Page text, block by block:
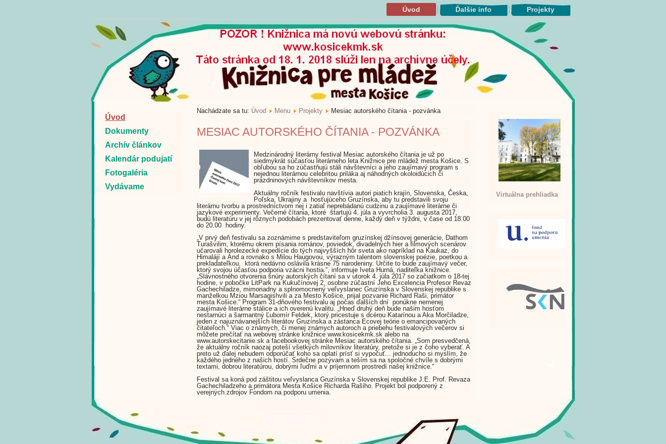
Úvod Ďalšie info Projekty
Úvod
Dokumenty
Archív článkov
Kalendár podujatí
Fotogaléria
Vydávame
Nachádzate sa tu: Úvod Menu Projekty Mesiac autorského čítania - pozvánka
MESIAC AUTORSKÉHO ČÍTANIA - POZVÁNKA
Medzinárodný literárny festival Mesiac autorského čítania je už po
siedmykrát súčasťou literárneho leta Knižnice pre mládež mesta Košice. S
obľubou sa ho zúčastňujú stáli návštevníci a jeho zaujímavý program s
nejednou literárnou celebritou priláka aj náhodných okoloidúcich či
prázdninových návštevníkov mesta.
Aktuálny ročník festivalu navštívia autori piatich krajín, Slovenska, Česka,
Poľska, Ukrajiny a hosťujúceho Gruzínska, aby tu predstavili svoju
literárnu tvorbu a prostredníctvom nej i zatiaľ neprebádanú cudzinu a zaujímavé literárne či
jazykové experimenty. Večerné čítania, ktoré štartujú 4. júla a vyvrcholia 3. augusta 2017,
budú literatúru v jej rôznych podobách prezentovať denne, každý deň v týždni, v čase od 18.00
do 20.00 hodiny.
„V prvý deň festivalu sa zoznámime s predstaviteľom gruzínskej džínsovej generácie, Dathom
Turašvilim, ktorému okrem písania románov, poviedok, divadelných hier a filmových scenárov
učarovali horolezecké expedície do tých najvyšších hôr sveta ako napríklad na Kaukaz, do
Himalájí a Ánd a rovnako s Milou Haugovou, výrazným talentom slovenskej poézie, poetkou a
prekladateľkou, ktorá nedávno oslávila krásne 75 narodeniny. Určite to bude zaujímavý večer,
ktorý svojou účasťou podporia vzácni hostia.“, informuje Iveta Hurná, riaditeľka knižnice.
„Slávnostného otvorenia šnúry autorských čítaní sa v utorok 4. júla 2017 so začiatkom o 18-tej
hodine, v pobočke LitPark na Kukučínovej 2, osobne zúčastní Jeho Excelencia Profesor Revaz
Gachechiladze, mimoriadny a splnomocnený veľvyslanec Gruzínska v Slovenskej republike s
manželkou Mziou Marsagishvili a za Mesto Košice, prijal pozvanie Richard Raši, primátor
mesta Košice.“ Program 31-dňového festivalu aj počas ďalších dní ponúkne nemenej
zaujímavé literárne stálice a ich overenú kvalitu. „Hneď druhý deň bude našim hosťom
nestarnúci a šarmantný Ľubomír Feldek, ktorý pricestuje s dcérou Katarínou a Aka Morčiladze,
jeden z najuznávanejších literátov Gruzínska a zástanca Ecovej teórie o emancipovaných
čitateľoch.“ Viac o známych, či menej známych autoroch a priebehu festivalových večerov si
môžete prečítať na webovej stránke knižnice www.kosicekmk.sk alebo na
www.autorskecitanie.sk a facebookovej stránke Mesiac autorského čítania. „Som presvedčená,
že aktuálny ročník naozaj poteší všetkých milovníkov literatúry, pretože si je z čoho vyberať. A
preto už ďalej nebudem odporúčať koho sa oplatí prísť si vypočuť... jednoducho si myslím, že
každého jedného z našich hostí. Srdečne pozývam a teším sa na spoločné chvíle s dobrými
textami, dobrou literatúrou, dobrými ľuďmi a v príjemnom prostredí našej knižnice.“
Festival sa koná pod záštitou veľvyslanca Gruzínska v Slovenskej republike J.E. Prof. Revaza
Gachechiladzeho a primátora Mesta Košice Richarda Rašiho. Projekt bol podporený z
verejných zdrojov Fondom na podporu umenia.
Virtuálna prehliadka